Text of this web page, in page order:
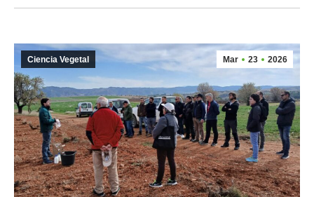
Mar 23 2026
Ciencia Vegetal